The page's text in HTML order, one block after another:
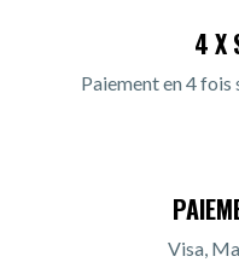
4 X
Paiement en 4 fois
Visa,